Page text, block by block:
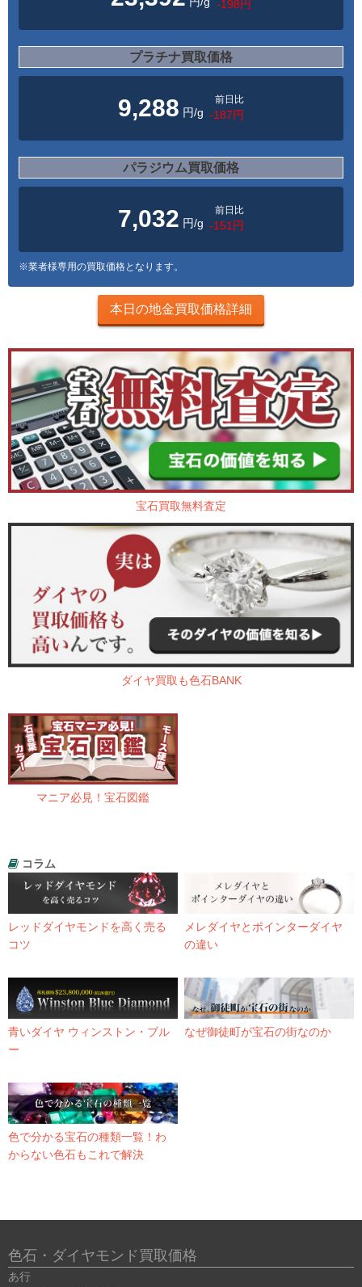
-198円
プラチナ買取価格
9,288 円/g
前日比
-187円
パラジウム買取価格
7,032 円/g
前日比
-151円
※業者様専用の買取価格となります。
本日の地金買取価格詳細
宝石買取無料査定
ダイヤ買取も色石BANK
マニア必見！宝石図鑑
コラム
レッドダイヤモンドを高く売る
コツ
メレダイヤとポインターダイヤ
の違い
青いダイヤ ウィンストン・ブル
ー
なぜ御徒町が宝石の街なのか
色で分かる宝石の種類一覧！わ
からない色石もこれで解決
色石・ダイヤモンド買取価格
あ行